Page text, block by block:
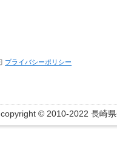
プライバシーポリシー
copyright © 2010-2022 長崎